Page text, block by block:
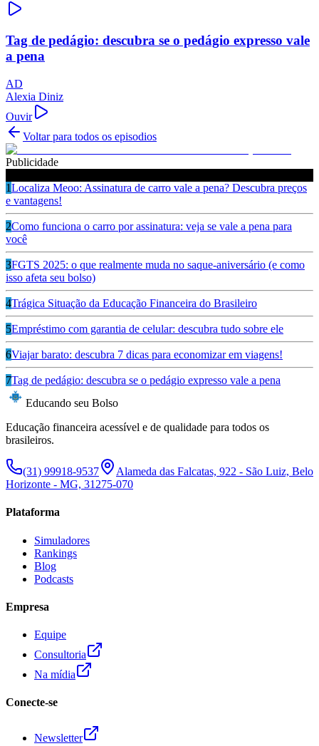
Tag de pedágio: descubra se o pedágio expresso vale
a pena
AD
Alexia Diniz
Ouvir
Voltar para todos os episodios
Publicidade
1Localiza Meoo: Assinatura de carro vale a pena? Descubra preços
e vantagens!
2Como funciona o carro por assinatura: veja se vale a pena para
você
3FGTS 2025: o que realmente muda no saque-aniversário (e como
isso afeta seu bolso)
4Trágica Situação da Educação Financeira do Brasileiro
5Empréstimo com garantia de celular: descubra tudo sobre ele
6Viajar barato: descubra 7 dicas para economizar em viagens!
7Tag de pedágio: descubra se o pedágio expresso vale a pena
Educando seu Bolso
Educação financeira acessível e de qualidade para todos os
brasileiros.
(31) 99918-9537
Alameda das Falcatas, 922 - São Luiz, Belo
Horizonte - MG, 31275-070
Plataforma
Simuladores
Rankings
Blog
Podcasts
Empresa
Equipe
Consultoria
Na mídia
Conecte-se
Newsletter